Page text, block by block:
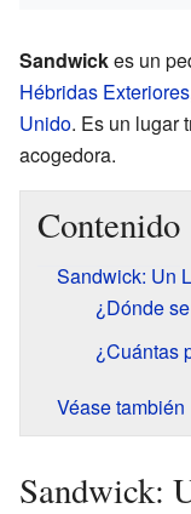
Sandwickes un
Hébridas Exteriores
Unido. Es un lugar
acogedora.
Contenido
Sandwick: Un
¿Dónde
¿Cuántas
Véase también
Sandwick: